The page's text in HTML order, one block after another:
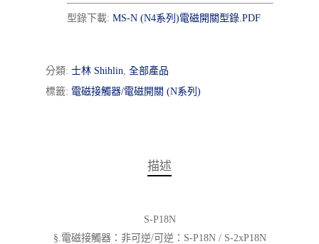
型錄下載: MS-N (N4系列)電磁開關型錄.PDF
分類: 士林 Shihlin, 全部產品
標籤: 電磁接觸器/電磁開關 (N系列)
描述
S-P18N
§.電磁接觸器：非可逆/可逆：S-P18N / S-2xP18N